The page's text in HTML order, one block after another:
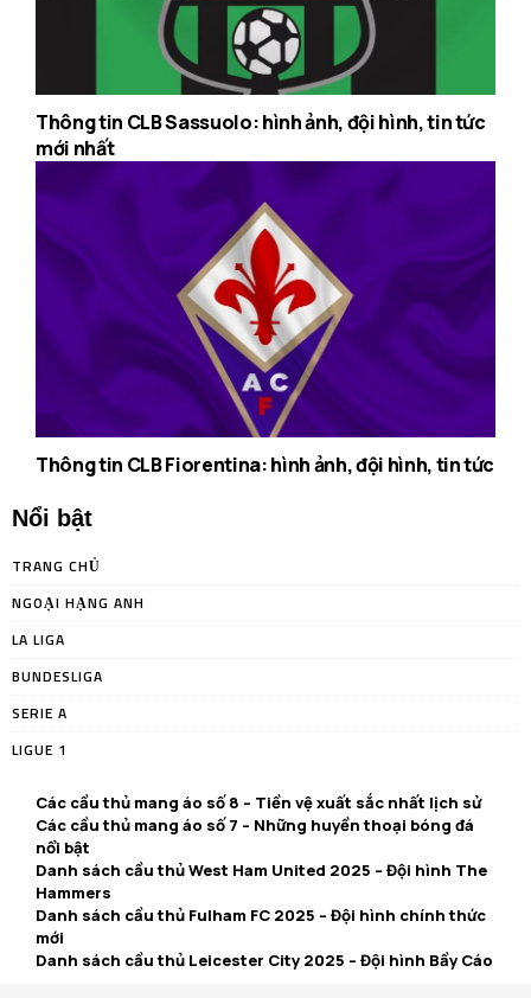
Thông tin CLB Sassuolo: hình ảnh, đội hình, tin tức
mới nhất
Thông tin CLB Fiorentina: hình ảnh, đội hình, tin tức
Nổi bật
TRANG CHỦ
NGOẠI HẠNG ANH
LA LIGA
BUNDESLIGA
SERIE A
LIGUE 1
Các cầu thủ mang áo số 8 – Tiền vệ xuất sắc nhất lịch sử
Các cầu thủ mang áo số 7 – Những huyền thoại bóng đá
nổi bật
Danh sách cầu thủ West Ham United 2025 – Đội hình The
Hammers
Danh sách cầu thủ Fulham FC 2025 – Đội hình chính thức
mới
Danh sách cầu thủ Leicester City 2025 – Đội hình Bầy Cáo